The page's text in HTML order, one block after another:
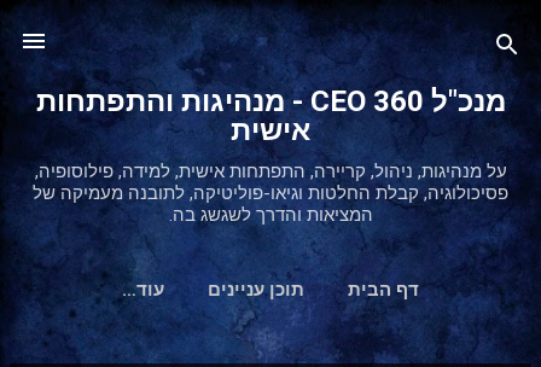
דילוג לתוכן הראשי
מנכ"ל 360 CEO - מנהיגות והתפתחות
אישית
על מנהיגות, ניהול, קריירה, התפתחות אישית, למידה, פילוסופיה,
פסיכולוגיה, קבלת החלטות וגיאו-פוליטיקה, לתובנה מעמיקה של
המציאות והדרך לשגשג בה.
דף הבית תוכן עניינים ‏עוד…